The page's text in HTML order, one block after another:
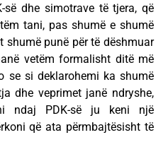
së dhe simotrave të tjera, që
tani, pas shumë e shumë
shumë punë për të dëshmuar
vetëm formalisht ditë më
se si deklarohemi ka shumë
dhe veprimet janë ndryshe,
ndaj PDK-së ju keni një
që ata përmbajtësisht të